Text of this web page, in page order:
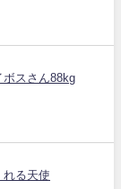
ボスさん88kg
れる天使